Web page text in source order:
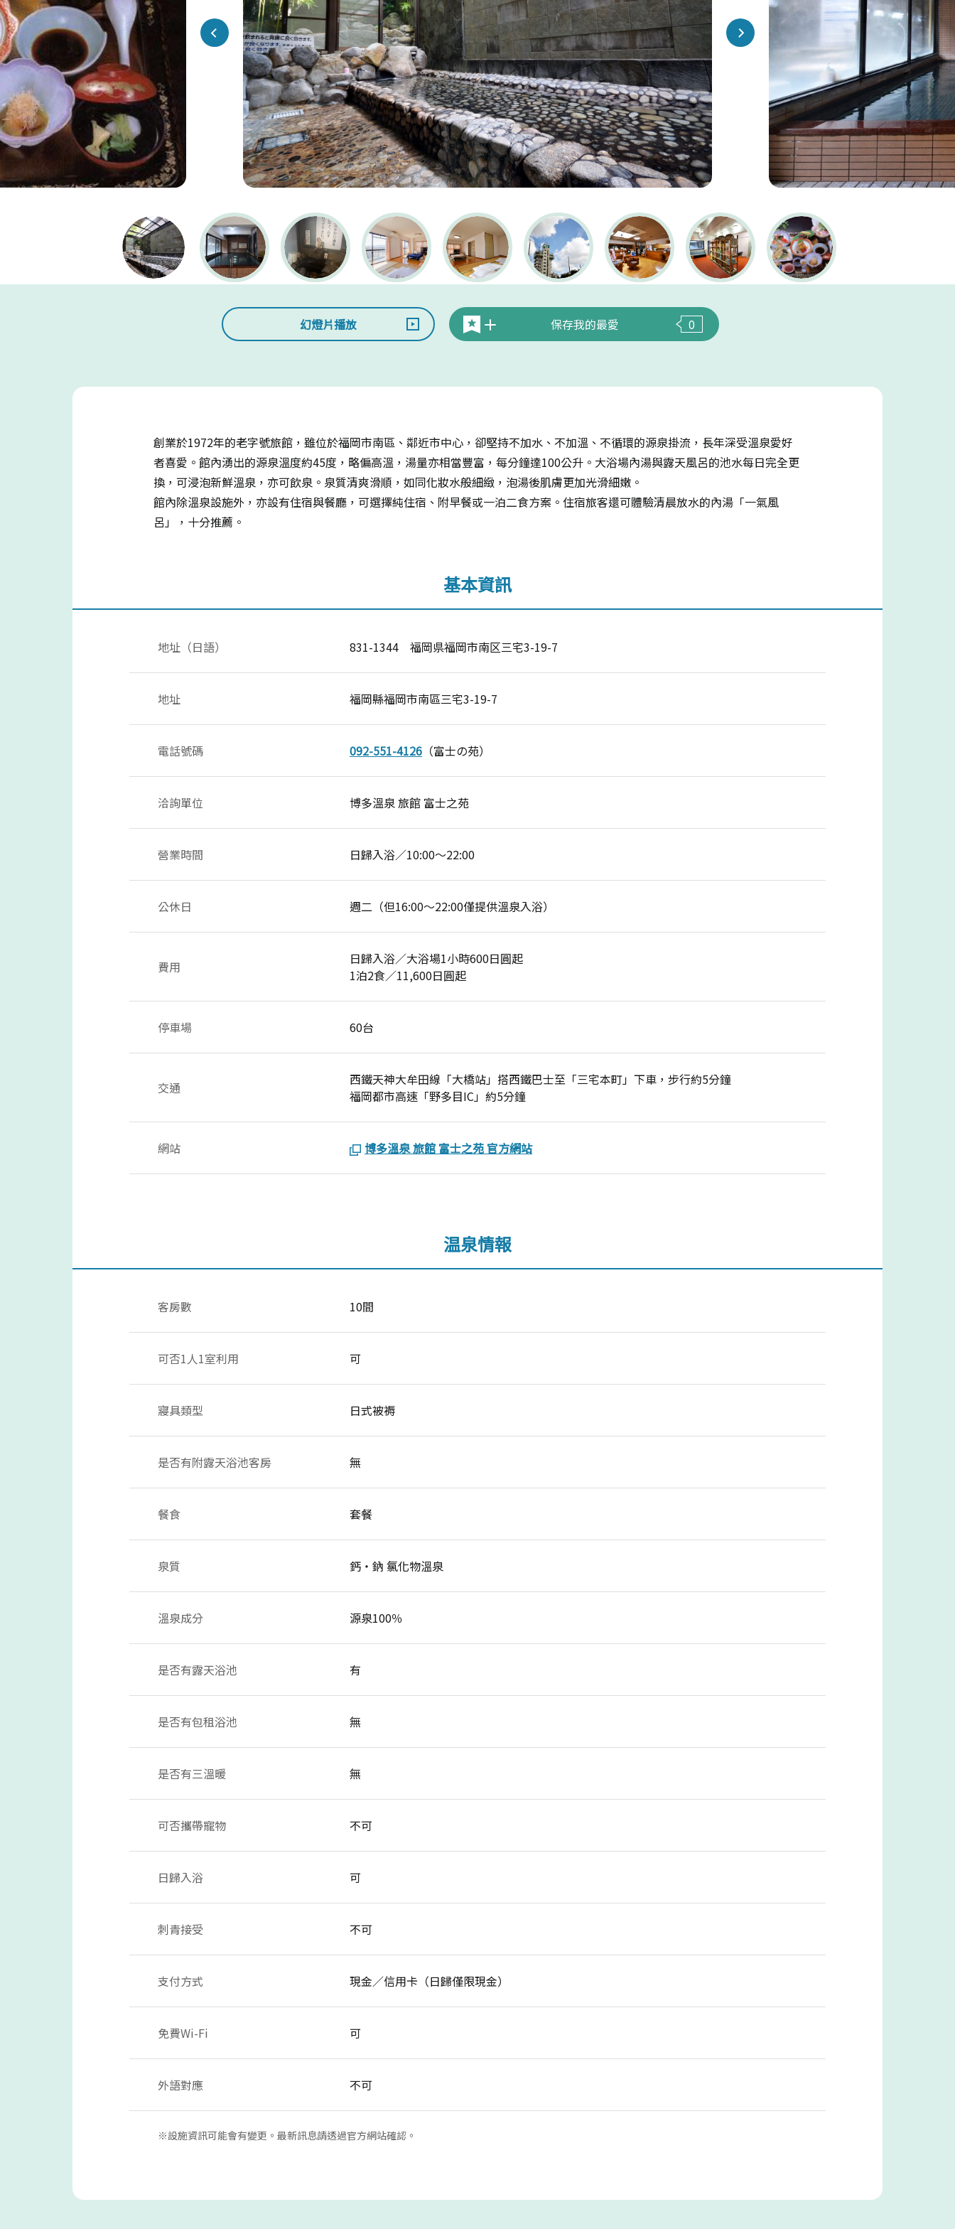
幻燈片播放 保存我的最愛 0
創業於1972年的老字號旅館，雖位於福岡市南區、鄰近市中心，卻堅持不加水、不加溫、不循環的源泉掛流，長年深受溫泉愛好
者喜愛。館內湧出的源泉溫度約45度，略偏高溫，湯量亦相當豐富，每分鐘達100公升。大浴場內湯與露天風呂的池水每日完全更
換，可浸泡新鮮溫泉，亦可飲泉。泉質清爽滑順，如同化妝水般細緻，泡湯後肌膚更加光滑細嫩。
館內除溫泉設施外，亦設有住宿與餐廳，可選擇純住宿、附早餐或一泊二食方案。住宿旅客還可體驗清晨放水的內湯「一氣風
呂」，十分推薦。
基本資訊
地址（日語） 831-1344 福岡県福岡市南区三宅3-19-7
地址 福岡縣福岡市南區三宅3-19-7
電話號碼 092-551-4126 （富士の苑）
洽詢單位 博多溫泉 旅館 富士之苑
營業時間 日歸入浴／10:00～22:00
公休日 週二（但16:00～22:00僅提供溫泉入浴）
費用
日歸入浴／大浴場1小時600日圓起
1泊2食／11,600日圓起
停車場 60台
交通
西鐵天神大牟田線「大橋站」搭西鐵巴士至「三宅本町」下車，步行約5分鐘
福岡都市高速「野多目IC」約5分鐘
網站 博多溫泉 旅館 富士之苑 官方網站
温泉情報
客房數 10間
可否1人1室利用 可
寢具類型 日式被褥
是否有附露天浴池客房 無
餐食 套餐
泉質 鈣・鈉 氯化物溫泉
溫泉成分 源泉100％
是否有露天浴池 有
是否有包租浴池 無
是否有三溫暖 無
可否攜帶寵物 不可
日歸入浴 可
刺青接受 不可
支付方式 現金／信用卡（日歸僅限現金）
免費Wi-Fi 可
外語對應 不可
※設施資訊可能會有變更。最新訊息請透過官方網站確認。